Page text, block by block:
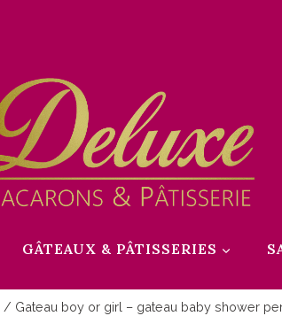
GÂTEAUX & PÂTISSERIES
/ Gateau boy or girl – gateau baby shower